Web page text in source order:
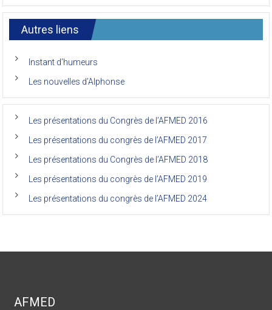
l’AFMED
congrès
international
anciens
la
de
de
(Afmed/Unikin)
vécu
Autres liens
Instant d’humeurs
Les nouvelles d’Alphonse
Les présentations du Congrès de l’AFMED 2016
Les présentations du congrès de l’AFMED 2017
Les présentations du Congrès de l’AFMED 2018
Les présentations du congrès de l’AFMED 2019
Les présentations du congrès de l’AFMED 2024
AFMED